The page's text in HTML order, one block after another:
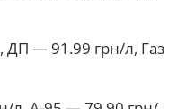
ДП — 91.99 грн/л, Газ